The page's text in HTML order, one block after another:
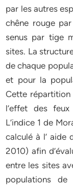
par les autres
chêne rouge
senus par tige
sites. La
de chaque
et pour la
Cette répartition
l’effet des
L’indice 1 de
calculé à l’ aide
2010) afin
entre les sites
populations